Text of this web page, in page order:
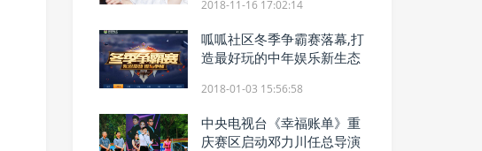
2018-11-16 17:02:14
呱呱社区冬季争霸赛落幕,打
造最好玩的中年娱乐新生态
2018-01-03 15:56:58
中央电视台《幸福账单》重
庆赛区启动邓力川任总导演